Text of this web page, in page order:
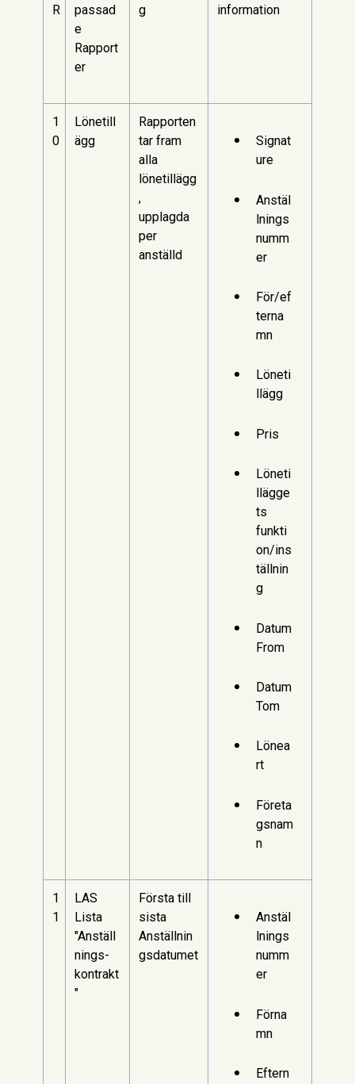
R
passad
e
Rapport
er
g
information
1
0
Lönetill
ägg
Rapporten
tar fram
alla
lönetillägg
,
upplagda
per
anställd
Signat
ure
Anstäl
lnings
numm
er
För/ef
terna
mn
Löneti
llägg
Pris
Löneti
llägge
ts
funkti
on/ins
tällnin
g
Datum
From
Datum
Tom
Lönea
rt
Företa
gsnam
n
1
1
LAS
Lista
"Anställ
nings-
kontrakt
"
Första till
sista
Anställnin
gsdatumet
Anstäl
lnings
numm
er
Förna
mn
Eftern